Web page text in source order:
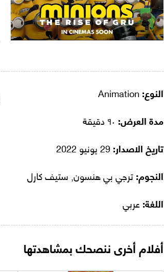
النوع:
مدة العرض:
تاريخ الاصدار:
النجوم:ترجي بي هنسون, ستيف كارل
اللغة: عربي
أفلام أخرى ننصحك بمشاهدتها